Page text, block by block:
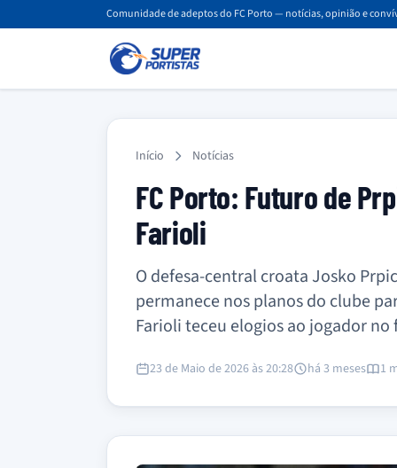
Comunidade de adeptos do FC Porto — notícias, opinião e
Início Notícias
FC Porto: Futuro de
Farioli
O defesa-central croata Josko
permanece nos planos do clube
Farioli teceu elogios ao jogador no
23 de Maio de 2026 às 20:28 há 3 meses 1